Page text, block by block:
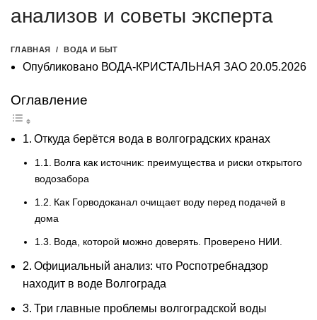
анализов и советы эксперта
ГЛАВНАЯ ВОДА И БЫТ
Опубликовано ВОДА-КРИСТАЛЬНАЯ ЗАО 20.05.2026
Оглавление
Откуда берётся вода в волгоградских кранах
Волга как источник: преимущества и риски открытого
водозабора
Как Горводоканал очищает воду перед подачей в
дома
Вода, которой можно доверять. Проверено НИИ.
Официальный анализ: что Роспотребнадзор
находит в воде Волгограда
Три главные проблемы волгоградской воды